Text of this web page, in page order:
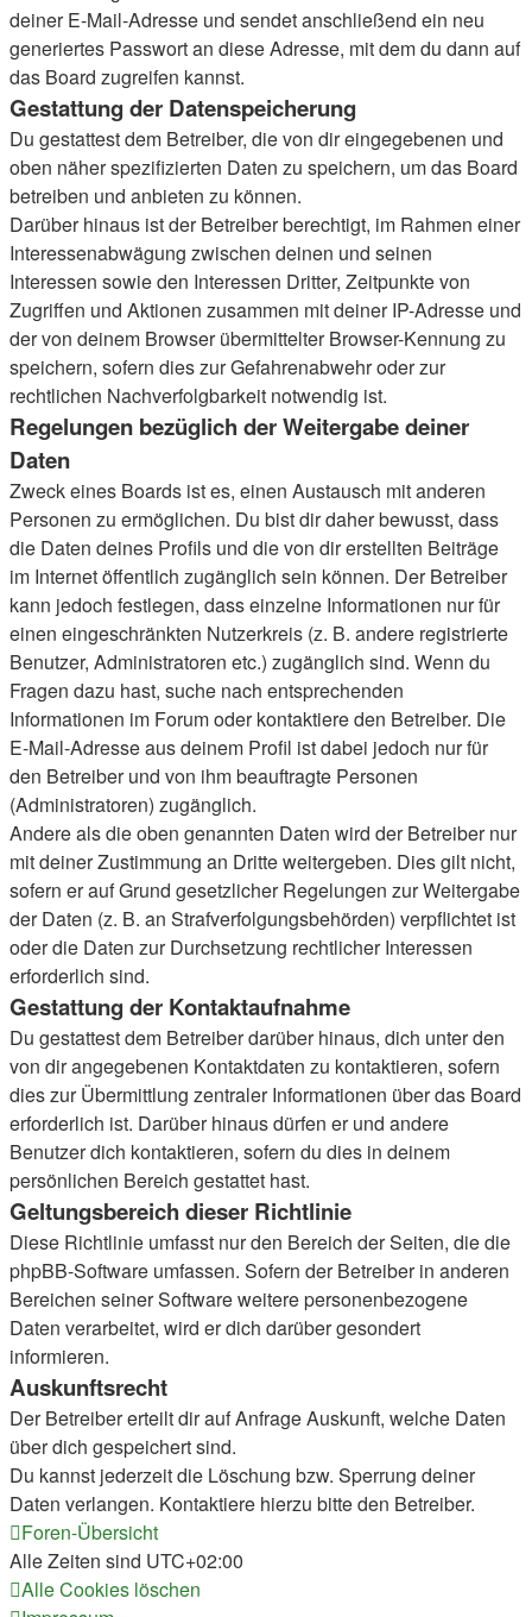
deiner E-Mail-Adresse und sendet anschließend ein neu
generiertes Passwort an diese Adresse, mit dem du dann auf
das Board zugreifen kannst.
Gestattung der Datenspeicherung
Du gestattest dem Betreiber, die von dir eingegebenen und
oben näher spezifizierten Daten zu speichern, um das Board
betreiben und anbieten zu können.
Darüber hinaus ist der Betreiber berechtigt, im Rahmen einer
Interessenabwägung zwischen deinen und seinen
Interessen sowie den Interessen Dritter, Zeitpunkte von
Zugriffen und Aktionen zusammen mit deiner IP-Adresse und
der von deinem Browser übermittelter Browser-Kennung zu
speichern, sofern dies zur Gefahrenabwehr oder zur
rechtlichen Nachverfolgbarkeit notwendig ist.
Regelungen bezüglich der Weitergabe deiner
Daten
Zweck eines Boards ist es, einen Austausch mit anderen
Personen zu ermöglichen. Du bist dir daher bewusst, dass
die Daten deines Profils und die von dir erstellten Beiträge
im Internet öffentlich zugänglich sein können. Der Betreiber
kann jedoch festlegen, dass einzelne Informationen nur für
einen eingeschränkten Nutzerkreis (z. B. andere registrierte
Benutzer, Administratoren etc.) zugänglich sind. Wenn du
Fragen dazu hast, suche nach entsprechenden
Informationen im Forum oder kontaktiere den Betreiber. Die
E-Mail-Adresse aus deinem Profil ist dabei jedoch nur für
den Betreiber und von ihm beauftragte Personen
(Administratoren) zugänglich.
Andere als die oben genannten Daten wird der Betreiber nur
mit deiner Zustimmung an Dritte weitergeben. Dies gilt nicht,
sofern er auf Grund gesetzlicher Regelungen zur Weitergabe
der Daten (z. B. an Strafverfolgungsbehörden) verpflichtet ist
oder die Daten zur Durchsetzung rechtlicher Interessen
erforderlich sind.
Gestattung der Kontaktaufnahme
Du gestattest dem Betreiber darüber hinaus, dich unter den
von dir angegebenen Kontaktdaten zu kontaktieren, sofern
dies zur Übermittlung zentraler Informationen über das Board
erforderlich ist. Darüber hinaus dürfen er und andere
Benutzer dich kontaktieren, sofern du dies in deinem
persönlichen Bereich gestattet hast.
Geltungsbereich dieser Richtlinie
Diese Richtlinie umfasst nur den Bereich der Seiten, die die
phpBB-Software umfassen. Sofern der Betreiber in anderen
Bereichen seiner Software weitere personenbezogene
Daten verarbeitet, wird er dich darüber gesondert
informieren.
Auskunftsrecht
Der Betreiber erteilt dir auf Anfrage Auskunft, welche Daten
über dich gespeichert sind.
Du kannst jederzeit die Löschung bzw. Sperrung deiner
Daten verlangen. Kontaktiere hierzu bitte den Betreiber.
Foren-Übersicht
Alle Zeiten sind UTC+02:00
Alle Cookies löschen